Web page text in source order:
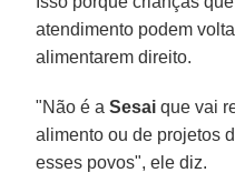
atendimento podem
alimentarem direito.
"Não é aSesai que vai
alimento ou de projetos
esses povos", ele diz.